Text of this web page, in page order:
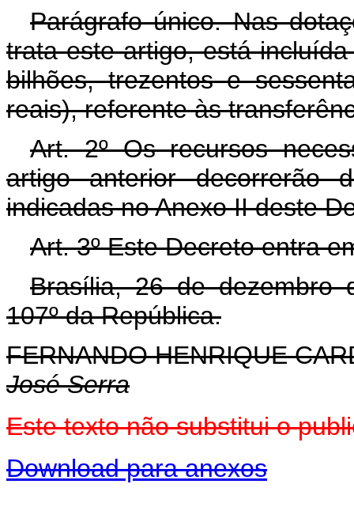
Parágrafo único. Nas
trata este artigo, está
bilhões, trezentos e
reais), referente às
Art. 2º Os recursos
artigo anterior decorrerão
indicadas no Anexo II deste
Art. 3º Este Decreto entra
Brasília, 26 de dezembro
107º da República.
FERNANDO HENRIQUE
José Serra
Este texto não substitui o
Download para anexos